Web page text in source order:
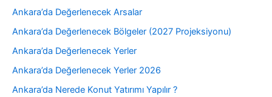
Ankara’da Değerlenecek Arsalar
Ankara’da Değerlenecek Bölgeler (2027 Projeksiyonu)
Ankara’da Değerlenecek Yerler
Ankara’da Değerlenecek Yerler 2026
Ankara’da Nerede Konut Yatırımı Yapılır ?